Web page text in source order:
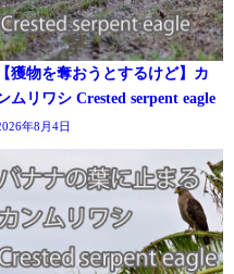
【獲物を奪おうとするけど】カ
ムリワシ Crested serpent eagle
年8月4日